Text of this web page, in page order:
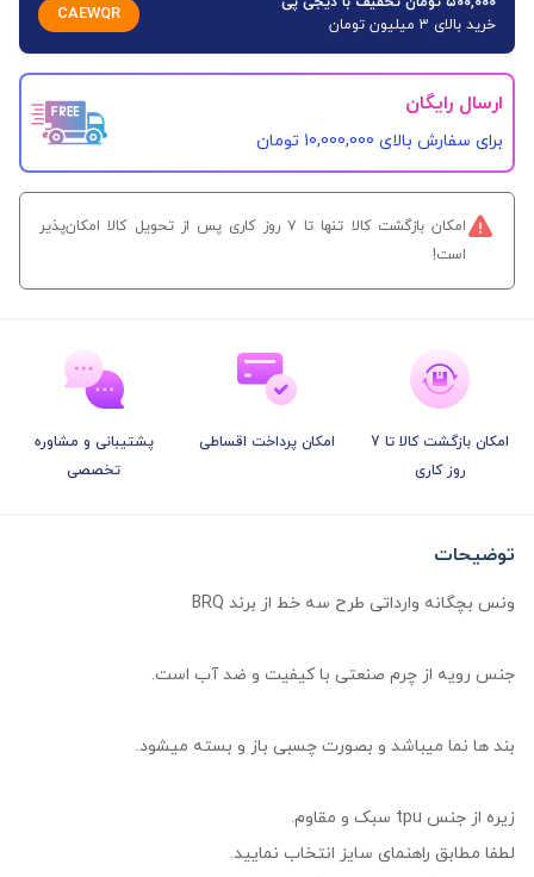
خرید بالای 3 میلیون تومان
CAEWQR
ارسال رایگان
برای سفارش‌ بالای 10,000,000 تومان
امکان بازگشت کالا تنها تا ۷ روز کاری پس از تحویل کالا امکان‌پذیر
است!
امکان بازگشت کالا تا 7
روز کاری
امکان پرداخت اقساطی
پشتیبانی و مشاوره
تخصصی
توضیحات
ونس بچگانه وارداتی طرح سه خط از برند BRQ
جنس رویه از چرم صنعتی با کیفیت و ضد آب است.
بند ها نما میباشد و بصورت چسبی باز و بسته میشود.
زیره از جنس tpu سبک و مقاوم.
لطفا مطابق راهنمای سایز انتخاب نمایید.